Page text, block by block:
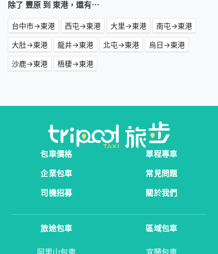
除了 豐原 到 東港，還有⋯
台中市→東港 西屯→東港 大里→東港
南屯→東港
大肚→東港
龍井→東港 北屯→東港
烏日→東港
沙鹿→東港
梧棲→東港
包車價格
單程專車
企業包車
常見問題
司機招募
關於我們
旅途包車 區域包車